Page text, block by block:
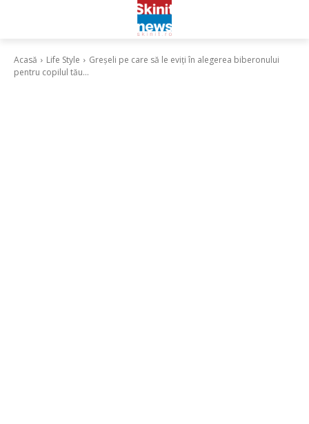
Acasă Life Style
Greșeli pe care să le eviți în alegerea biberonului
pentru copilul tău...